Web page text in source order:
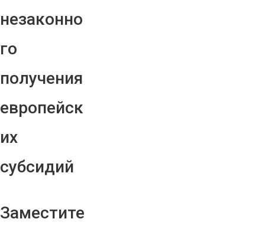
незаконно
го
получения
европейск
их
субсидий
Заместите